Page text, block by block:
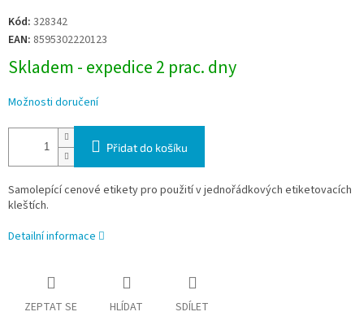
Měrná
cena:
Kód: 328342
EAN: 8595302220123
Skladem - expedice 2 prac. dny
Možnosti doručení
Přidat do košíku
Samolepící cenové etikety pro použití v jednořádkových etiketovacích
kleštích.
Detailní informace
ZEPTAT SE HLÍDAT SDÍLET